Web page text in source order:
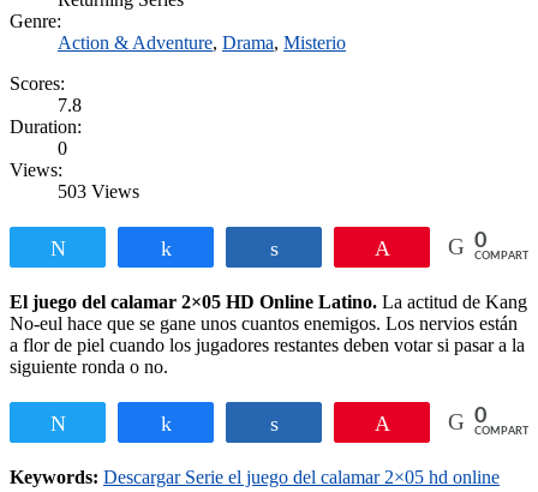
Genre:
Action & Adventure, Drama, Misterio
Scores:
7.8
Duration:
0
Views:
503 Views
0
COMPARTIR
El juego del calamar 2×05 HD Online Latino. La actitud de Kang
No-eul hace que se gane unos cuantos enemigos. Los nervios están
a flor de piel cuando los jugadores restantes deben votar si pasar a la
siguiente ronda o no.
0
COMPARTIR
Keywords: Descargar Serie el juego del calamar 2×05 hd online